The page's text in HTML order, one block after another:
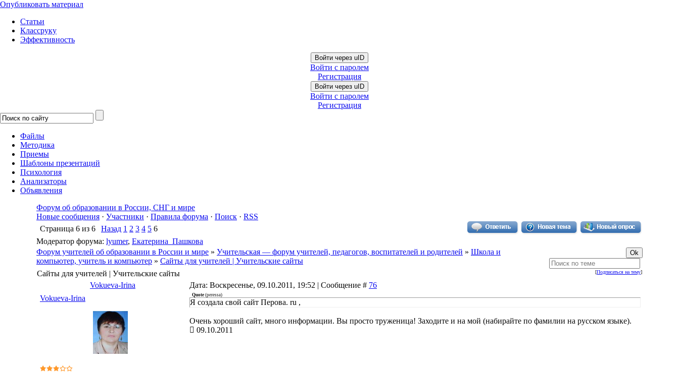
Опубликовать материал
Статьи
Классруку
Эффективность
Войти через uID
Войти с паролем
Регистрация
Войти через uID
Войти с паролем
Регистрация
Файлы
Методика
Приемы
Шаблоны презентаций
Психология
Анализаторы
Объявления
Форум об образовании в России, СНГ и мире
Новые сообщения · Участники · Правила форума · Поиск · RSS
Страница 6 из 6 Назад 1 2 3 4 5 6
Модератор форума: lyumer, Екатерина_Пашкова
Форум учителей об образовании в России и мире » Учительская — форум учителей, педагогов, воспитателей и родителей » Школа и
компьютер, учитель и компьютер » Сайты для учителей | Учительские сайты
[Подписаться на тему]
Сайты для учителей | Учительские сайты
Vokueva-Irina
Дата: Воскресенье, 09.10.2011, 19:52 | Сообщение # 76
Vokueva-Irina
Quote (peressa)
Я создала свой сайт Перова. ru ,
Очень хороший сайт, много информации. Вы просто труженица! Заходите и на мой (набирайте по фамилии на русском языке).
09.10.2011